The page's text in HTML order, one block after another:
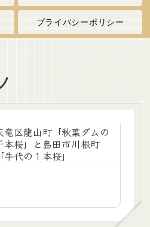
プライバシーポリシー
竜区龍山町「秋葉ダムの
本桜」と島田市川根町
「牛代の１本桜」